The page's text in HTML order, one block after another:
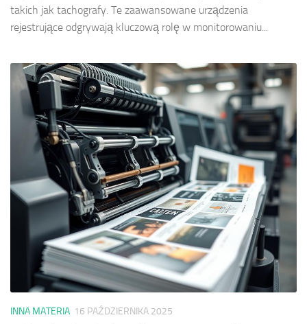
takich jak tachografy. Te zaawansowane urządzenia
rejestrujące odgrywają kluczową rolę w monitorowaniu...
INNA MATERIA 16 PAŹDZIERNIKA 2025